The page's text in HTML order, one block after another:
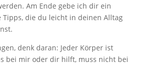
Am Ende gebe ich dir ein
Tipps, die du leicht in deinen Alltag
denk daran: Jeder Körper ist
bei mir oder dir hilft, muss nicht bei